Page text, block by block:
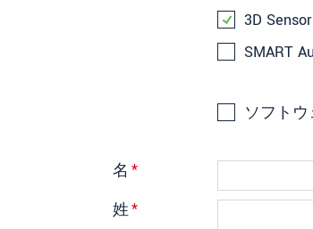
3D
SMART
ソフト
名 *
姓*